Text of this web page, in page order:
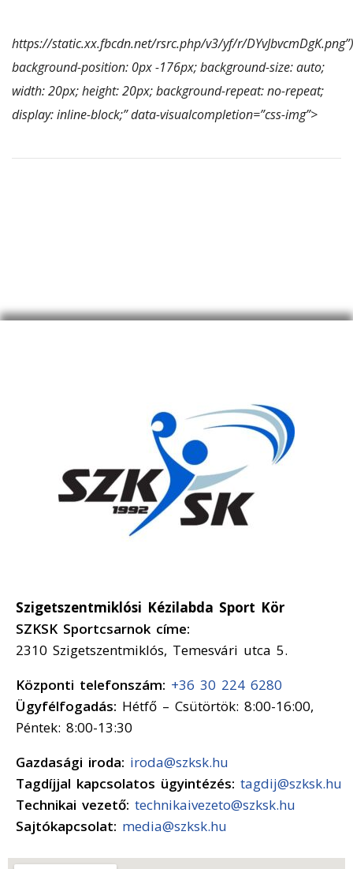
https://static.xx.fbcdn.net/rsrc.php/v3/yf/r/
background-position: 0px -176px; background-size: auto;
width: 20px; height: 20px; background-repeat: no-repeat;
display: inline-block;” data-visualcompletion=”css-img”>
Szigetszentmiklósi Kézilabda Sport Kör
SZKSK Sportcsarnok címe:
2310 Szigetszentmiklós, Temesvári utca 5.
Központi telefonszám: +36 30 224 6280
Ügyfélfogadás: Hétfő – Csütörtök: 8:00-16:00,
Péntek: 8:00-13:30
Gazdasági iroda: iroda@szksk.hu
Tagdíjjal kapcsolatos ügyintézés: tagdij@szksk.hu
Technikai vezető: technikaivezeto@szksk.hu
Sajtókapcsolat: media@szksk.hu